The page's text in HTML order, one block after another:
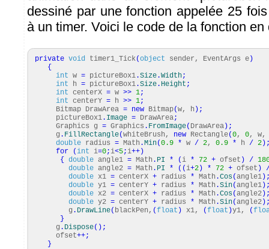
dessiné par une fonction appelée 25
à un timer. Voici le code de la fonction en
private void timer1_Tick(object sender, EventArgs e )
{
int w = pictureBox1 .Size .Width;
int h = pictureBox1 .Size . Height ;
int centerX = w >> 1;
int centerY = h >> 1;
Bitmap DrawArea = new Bitmap(w, h ) ;
pictureBox1 . Image = DrawArea;
Graphics g = Graphics . FromImage( DrawArea ) ;
g . FillRectangle(whiteBrush, new Rectangle(0, 0, w,
double radius = Math .Min(0.9 * w / 2, 0.9 * h / 2 )
for
(int i=0; i<5; i++ )
{
double angle1 = Math . PI * ( i * 72 + ofset ) /
double angle2 = Math . PI * ( ( i+2 ) * 72 + ofset )
double x1 = centerX + radius * Math .Cos(angle1 )
double y1 = centerY + radius * Math .Sin(angle1 )
double x2 = centerX + radius * Math .Cos(angle2 )
double y2 = centerY + radius * Math .Sin(angle2 )
g . DrawLine( blackPen, (float ) x1, (float )y1, (
}
g . Dispose( ) ;
ofset++;
}